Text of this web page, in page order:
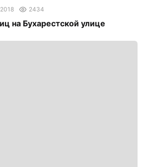
2434
на Бухарестской улице